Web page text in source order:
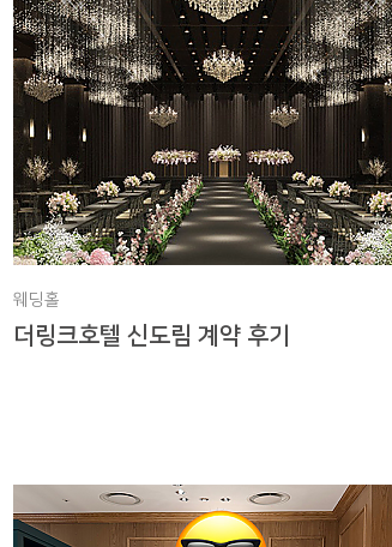
웨딩홀
더링크호텔 신도림 계약 후기